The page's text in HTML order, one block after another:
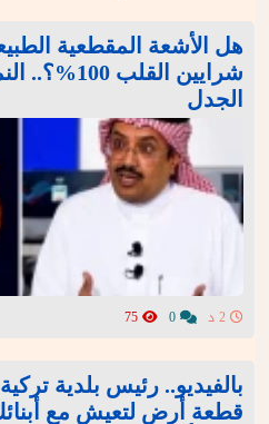
هل الأشعة المقطعية
شرايين
الجدل
بالفيديو.. رئيس بلدية
قطعة أرض لتعيش مع